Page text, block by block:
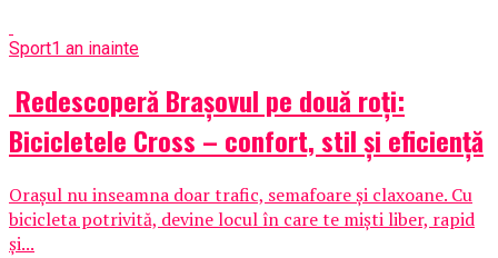
Sport1 an inainte
Redescoperă Brașovul pe două roți:
Bicicletele Cross – confort, stil și eficiență
Orașul nu inseamna doar trafic, semafoare și claxoane. Cu
bicicleta potrivită, devine locul în care te miști liber, rapid
și...